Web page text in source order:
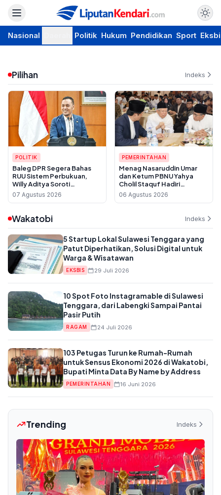
Nasional Politik Hukum Pendidikan Sport
Pilihan Indeks
POLITIK
Baleg DPR Segera Bahas
RUU Sistem Perbukuan,
Willy Aditya Soroti
Maraknya Penerbit Gulung
Tikar
07 Agustus 2026
PEMERINTAHAN
Menag Nasaruddin Umar
dan Ketum PBNU Yahya
Cholil Staquf Hadiri
Peluncuran Buku Pemikiran
KH Ma'ruf Amin Jelang
06 Agustus 2026
Wakatobi Indeks
5 Startup Lokal Sulawesi Tenggara yang
Patut Diperhatikan, Solusi Digital untuk
Warga & Wisatawan
EKSBIS 29 Juli 2026
10 Spot Foto Instagramable di Sulawesi
Tenggara, dari Labengki Sampai Pantai
Pasir Putih
RAGAM 24 Juli 2026
103 Petugas Turun ke Rumah-Rumah
untuk Sensus Ekonomi 2026 di Wakatobi,
Bupati Minta Data By Name by Address
PEMERINTAHAN 16 Juni 2026
Trending Indeks